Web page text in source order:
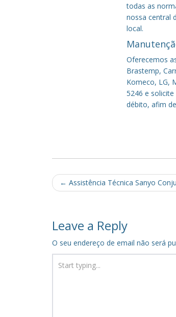
todas as
nossa central
local.
Oferecemos
Brastemp,
Komeco, LG,
5246 e
débito, afim
Post
← Assistência Técnica Sanyo
Leave a Reply
O seu endereço de email não será